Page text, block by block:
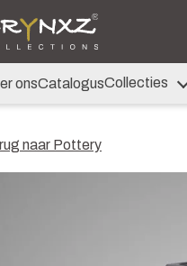
Vintage
Clay
onsCatalogusCollecties
naar Pottery